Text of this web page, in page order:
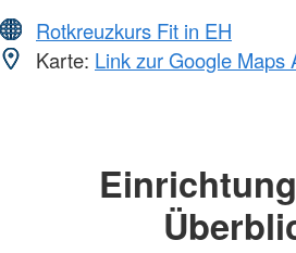
Rotkreuzkurs Fit in EH
Karte: Link zur Google Maps